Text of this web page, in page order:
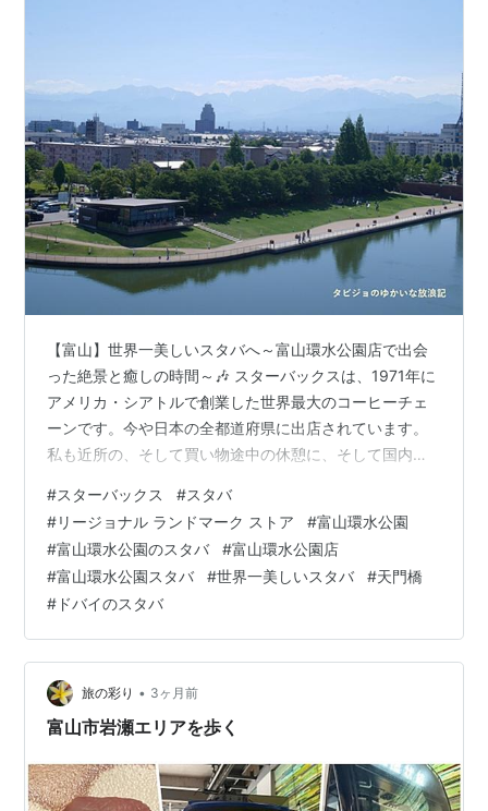
【富山】世界一美しいスタバへ～富山環水公園店で出会
った絶景と癒しの時間～🎶 スターバックスは、1971年に
アメリカ・シアトルで創業した世界最大のコーヒーチェ
ーンです。今や日本の全都道府県に出店されています。
私も近所の、そして買い物途中の休憩に、そして国内外
楽しんでいる一人です。 そんな中、「一度ここのスタバ
に行ってみたい！」と、それが旅の目的になることもあ
るスタバがあります( *´艸｀) それは・・・ 「スターバッ
クス リージョナル ランドマーク ストア」です。 スター
バックスの公式サイトによりますと、スターバックス リ
ージョナル ランドマー…
#スターバックス #スタバ
#リージョナル ランドマーク ストア #富山環水公園
#富山環水公園のスタバ #富山環水公園店
#富山環水公園スタバ #世界一美しいスタバ #天門橋
# ドバイのスタバ
旅の彩り • 3ヶ月前
富山市岩瀬エリアを歩く